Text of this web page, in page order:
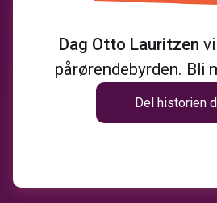
Dag Otto Lauritzen
pårørendebyrden. Bli
Del historien